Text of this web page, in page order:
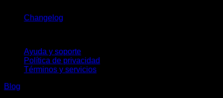
Changelog
Ayuda y soporte
Política de privacidad
Términos y servicios
Blog